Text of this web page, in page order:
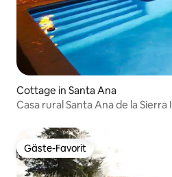
Cottage in Santa Ana
Casa rural Santa Ana de la Sierra I
Gäste-Favorit
Gäste-Favorit